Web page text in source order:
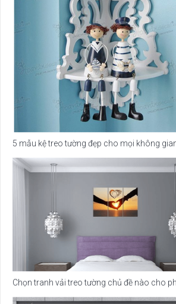
5 mẫu kệ treo tường đẹp cho mọi không
Chọn tranh vải treo tường chủ đề nào cho